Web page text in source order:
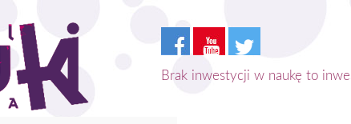
Brak inwestycji w naukę to